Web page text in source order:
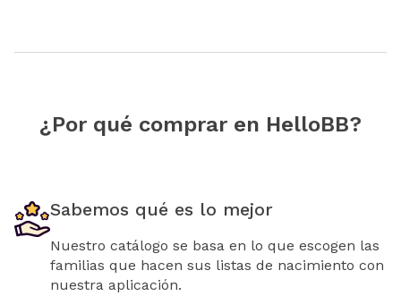
¿Por qué comprar en HelloBB?
Sabemos qué es lo mejor
Nuestro catálogo se basa en lo que escogen las
familias que hacen sus listas de nacimiento con
nuestra aplicación.